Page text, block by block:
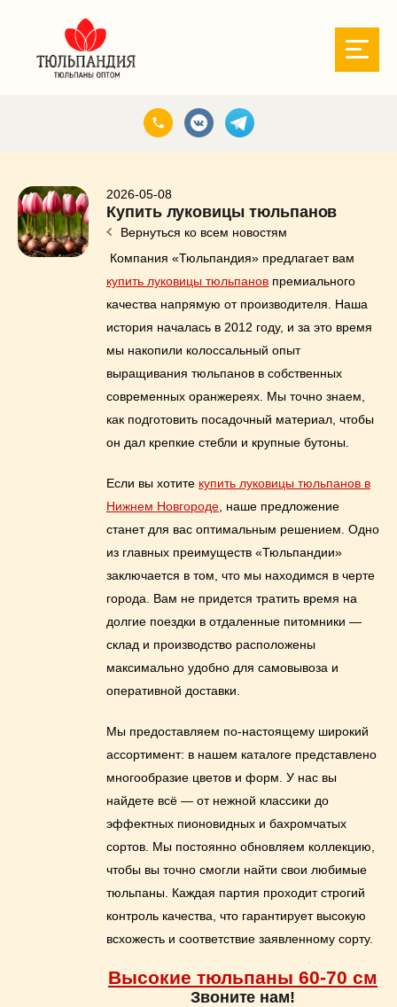
2026-05-08
Купить луковицы тюльпанов
Вернуться ко всем новостям
Компания «Тюльпандия» предлагает вам
купить луковицы тюльпанов премиального
качества напрямую от производителя. Наша
история началась в 2012 году, и за это время
мы накопили колоссальный опыт
выращивания тюльпанов в собственных
современных оранжереях. Мы точно знаем,
как подготовить посадочный материал, чтобы
он дал крепкие стебли и крупные бутоны.
Если вы хотите купить луковицы тюльпанов в
Нижнем Новгороде , наше предложение
станет для вас оптимальным решением. Одно
из главных преимуществ «Тюльпандии»
заключается в том, что мы находимся в черте
города. Вам не придется тратить время на
долгие поездки в отдаленные питомники —
склад и производство расположены
максимально удобно для самовывоза и
оперативной доставки.
Мы предоставляем по-настоящему широкий
ассортимент: в нашем каталоге представлено
многообразие цветов и форм. У нас вы
найдете всё — от нежной классики до
эффектных пионовидных и бахромчатых
сортов. Мы постоянно обновляем коллекцию,
чтобы вы точно смогли найти свои любимые
тюльпаны. Каждая партия проходит строгий
контроль качества, что гарантирует высокую
всхожесть и соответствие заявленному сорту.
Высокие тюльпаны 60-70 см
Звоните нам!